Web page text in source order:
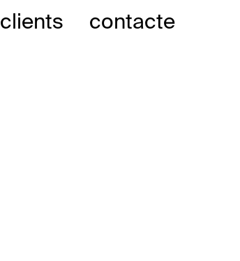
clients contacte